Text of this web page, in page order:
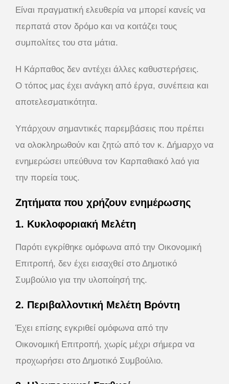
Είναι πραγματική ελευθερία να μπορεί κανείς να
περπατά στον δρόμο και να κοιτάζει τους
συμπολίτες του στα μάτια.
Η Κάρπαθος δεν αντέχει άλλες καθυστερήσεις.
Ο τόπος μας έχει ανάγκη από έργα, συνέπεια και
αποτελεσματικότητα.
Υπάρχουν σημαντικές παρεμβάσεις που πρέπει
να ολοκληρωθούν και ζητώ από τον κ. Δήμαρχο να
ενημερώσει υπεύθυνα τον Καρπαθιακό λαό για
την πορεία τους.
Ζητήματα που χρήζουν ενημέρωσης
1. Κυκλοφοριακή Μελέτη
Παρότι εγκρίθηκε ομόφωνα από την Οικονομική
Επιτροπή, δεν έχει εισαχθεί στο Δημοτικό
Συμβούλιο για την υλοποίησή της.
2. Περιβαλλοντική Μελέτη Βρόντη
Έχει επίσης εγκριθεί ομόφωνα από την
Οικονομική Επιτροπή, χωρίς μέχρι σήμερα να
προχωρήσει στο Δημοτικό Συμβούλιο.